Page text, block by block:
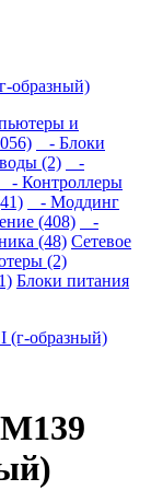
образный)
и
- Блоки
(2)
-
- Контроллеры
- Моддинг
(408)
-
(48) Сетевое
(2)
Блоки питания